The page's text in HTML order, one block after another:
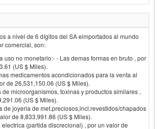
a nivel de 6 dígitos del SA eimportados al mundo
comercial, son:
uso no monetario:- - Las demas formas en bruto , por
(US $ Miles).
medicamentos acondicionados para la venta al
de 26,531,150.06 (US $ Miles).
microorganismos, toxinas y productos similares ,
(US $ Miles).
de joyeria de met.preciosos,incl.revestidos/chapados
de 8,833,991.86 (US $ Miles).
(partida discrecional) , por un valor de